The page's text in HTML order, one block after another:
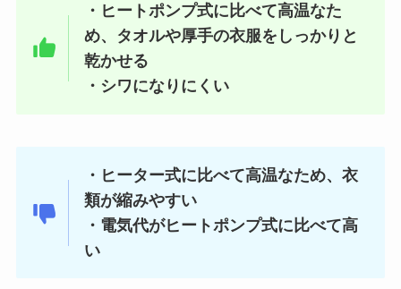
・ヒートポンプ式に比べて高温なた
め、タオルや厚手の衣服をしっかりと
乾かせる
・シワになりにくい
・ヒーター式に比べて高温なため、衣
類が縮みやすい
・電気代がヒートポンプ式に比べて高
い